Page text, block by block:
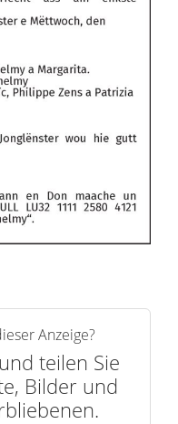
Anzeige?
teilen Sie
Bilder und